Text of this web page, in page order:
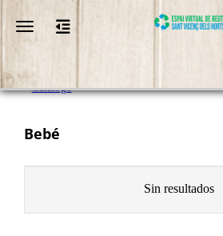
Toggle navigation
Catálogo
Bebé
Sin resultados